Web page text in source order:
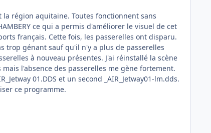
la région aquitaine. Toutes fonctionnent sans
ce qui a permis d'améliorer le visuel de cet
français. Cette fois, les passerelles ont disparu.
trop génant sauf qu'il n'y a plus de passerelles
à nouveau présentes. J'ai réinstallé la scène
l'absence des passerelles me gène fortement.
01.DDS et un second _AIR_Jetway01-lm.dds.
ce programme.